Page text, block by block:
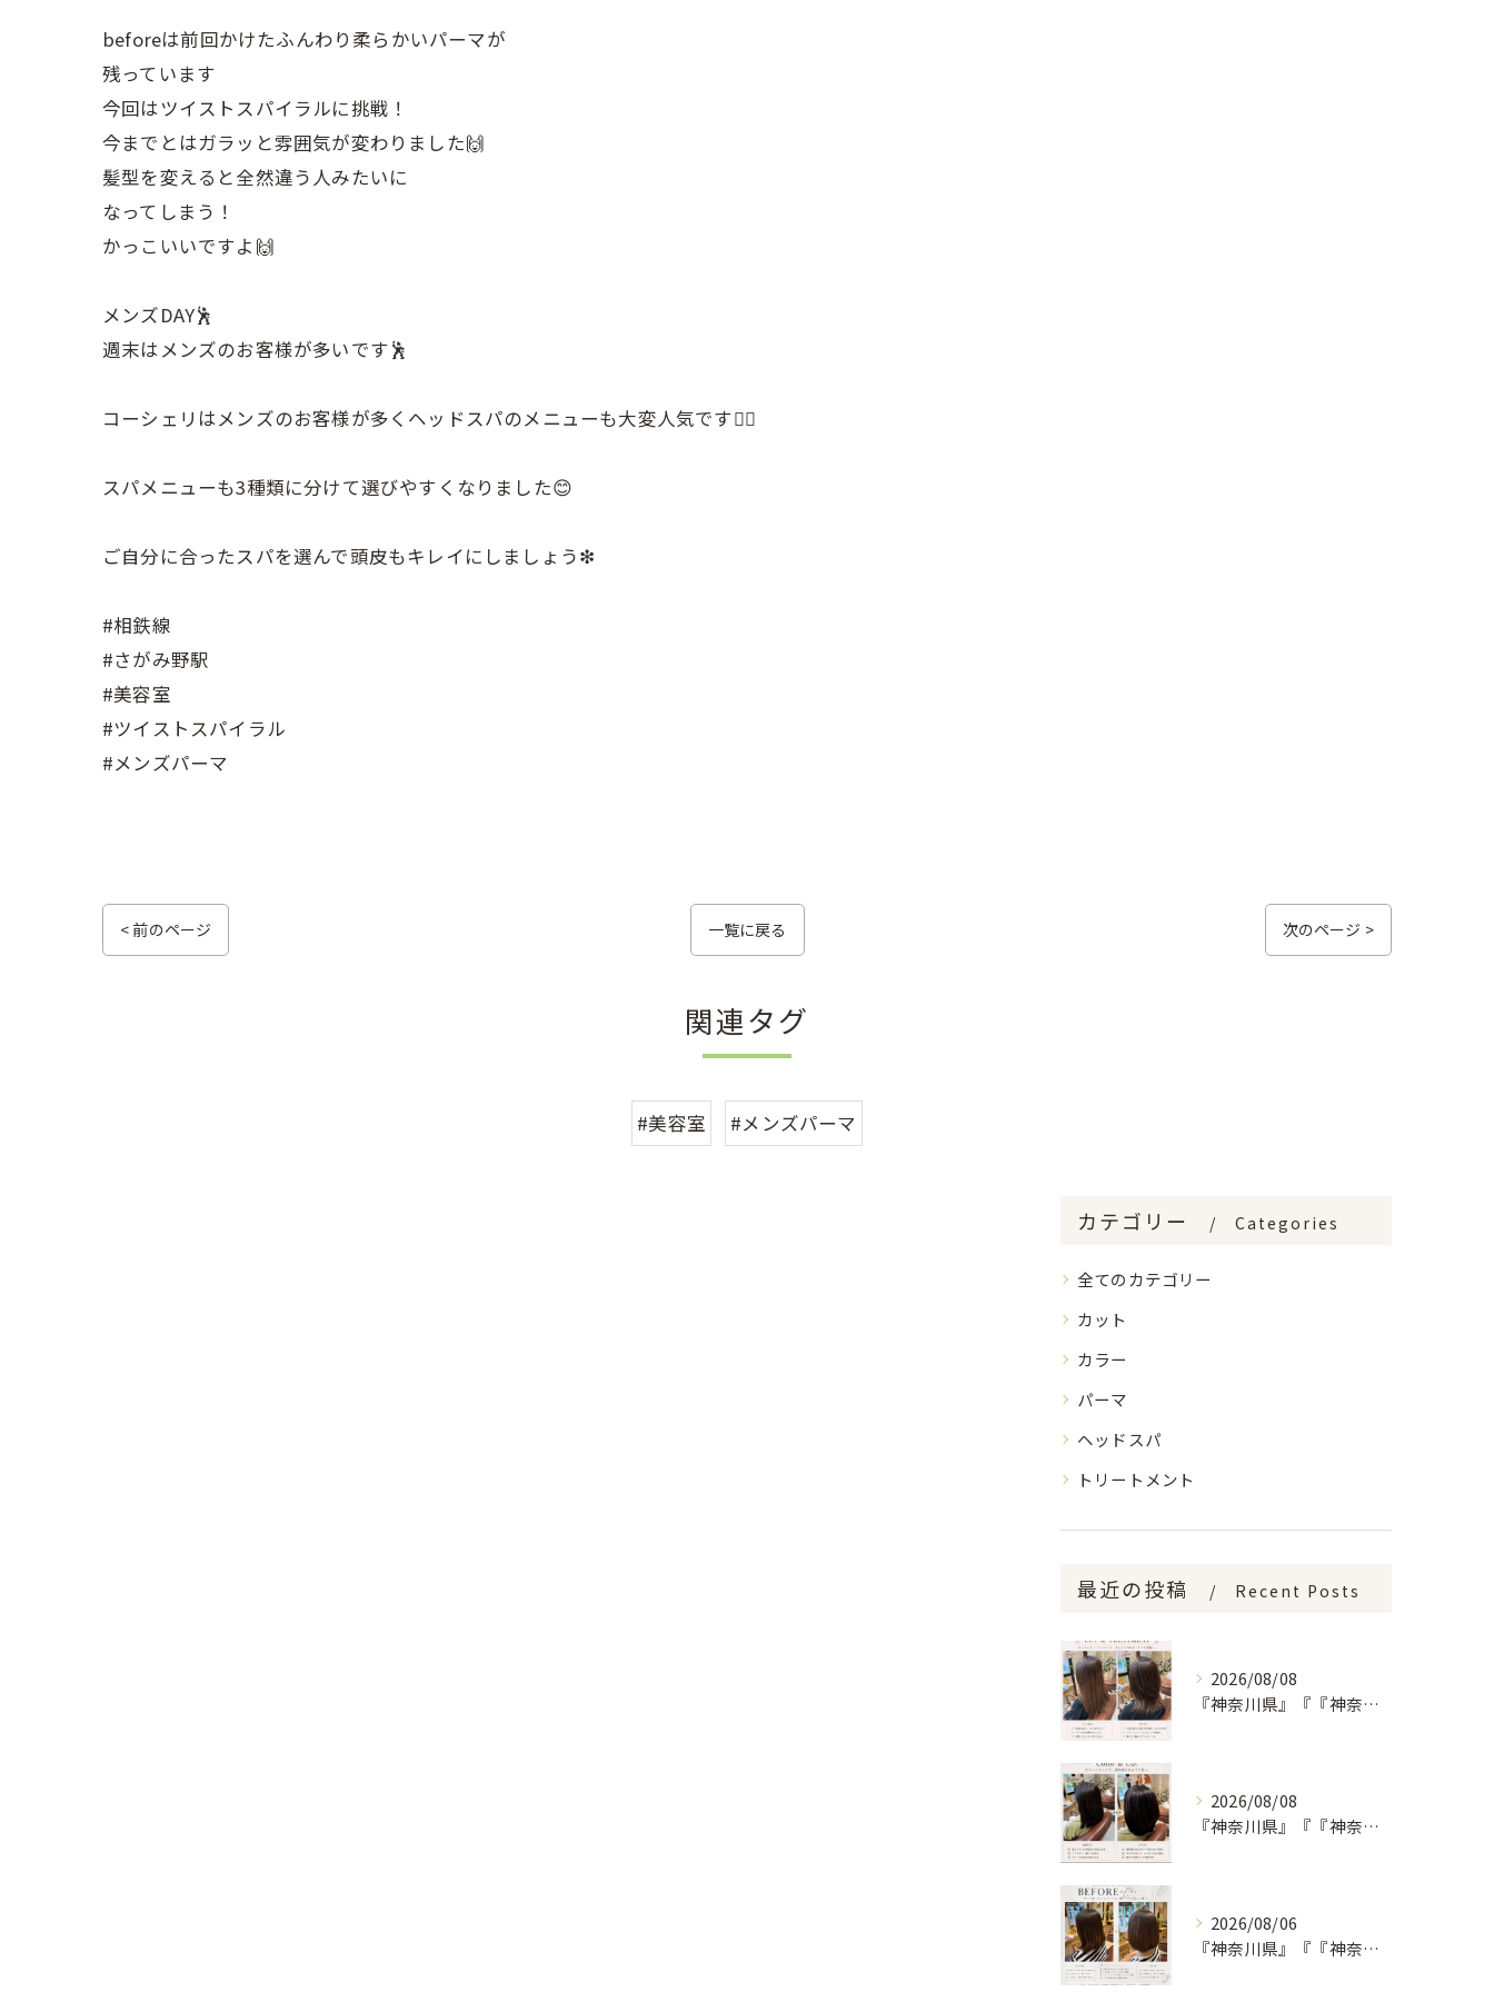
beforeは前回かけたふんわり柔らかいパーマが
残っています
今回はツイストスパイラルに挑戦！
今までとはガラッと雰囲気が変わりました🙌
髪型を変えると全然違う人みたいに
なってしまう！
かっこいいですよ🙌
メンズDAY🕺
週末はメンズのお客様が多いです🕺
コーシェリはメンズのお客様が多くヘッドスパのメニューも大変人気です💆‍♂️
スパメニューも3種類に分けて選びやすくなりました😊
ご自分に合ったスパを選んで頭皮もキレイにしましょう❇︎
#相鉄線
#さがみ野駅
#美容室
#ツイストスパイラル
#メンズパーマ
< 前のページ 一覧に戻る 次のページ >
関連タグ
#美容室 #メンズパーマ
カテゴリー Categories
全てのカテゴリー
カット
カラー
パーマ
ヘッドスパ
トリートメント
最近の投稿 Recent Posts
2026/08/08
『神奈川県』『『神奈川県』『綾瀬市』『海老名市』『美容室』
2026/08/08
『神奈川県』『『神奈川県』『綾瀬市』『海老名市』『美容室』
2026/08/06
『神奈川県』『『神奈川県』『綾瀬市』『海老名市』『美容室』